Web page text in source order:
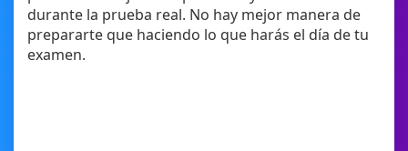
durante la prueba real. No hay mejor manera de
prepararte que haciendo lo que harás el día de tu
examen.